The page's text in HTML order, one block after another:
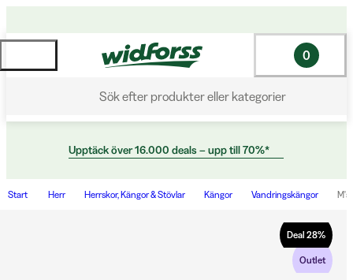
Sök efter produkter eller kategorier
0
Upptäck över 16.000 deals – upp till 70%*
Start Herr Herrskor, Kängor & Stövlar Kängor Vandringskängor M's
Deal 28%
Outlet